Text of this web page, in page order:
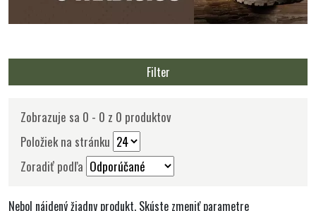
Filter
Zobrazuje sa 0 - 0 z 0 produktov
Položiek na stránku
Zoradiť podľa
Nebol nájdený žiadny produkt. Skúste zmeniť parametre